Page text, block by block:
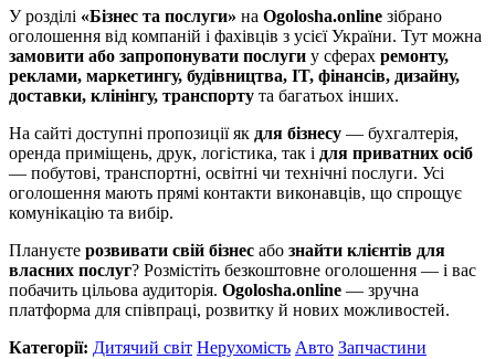
У розділі «Бізнес та послуги» на Ogolosha.online зібрано
оголошення від компаній і фахівців з усієї України. Тут можна
замовити або запропонувати послуги у сферах ремонту,
реклами, маркетингу, будівництва, IT, фінансів, дизайну,
доставки, клінінгу, транспорту та багатьох інших.
На сайті доступні пропозиції як для бізнесу — бухгалтерія,
оренда приміщень, друк, логістика, так і для приватних осіб
— побутові, транспортні, освітні чи технічні послуги. Усі
оголошення мають прямі контакти виконавців, що спрощує
комунікацію та вибір.
Плануєте розвивати свій бізнес або знайти клієнтів для
власних послуг? Розмістіть безкоштовне оголошення — і вас
побачить цільова аудиторія. Ogolosha.online — зручна
платформа для співпраці, розвитку й нових можливостей.
Категорії: Дитячий світ Нерухомість Авто Запчастини